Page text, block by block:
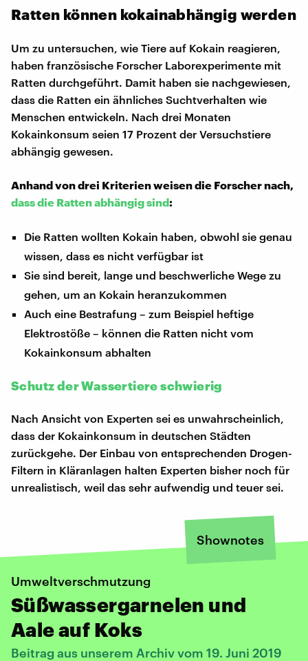
Ratten können kokainabhängig werden
Um zu untersuchen, wie Tiere auf Kokain reagieren,
haben französische Forscher Laborexperimente mit
Ratten durchgeführt. Damit haben sie nachgewiesen,
dass die Ratten ein ähnliches Suchtverhalten wie
Menschen entwickeln. Nach drei Monaten
Kokainkonsum seien 17 Prozent der Versuchstiere
abhängig gewesen.
Anhand von drei Kriterien weisen die Forscher nach,
dass die Ratten abhängig sind:
Die Ratten wollten Kokain haben, obwohl sie genau
wissen, dass es nicht verfügbar ist
Sie sind bereit, lange und beschwerliche Wege zu
gehen, um an Kokain heranzukommen
Auch eine Bestrafung – zum Beispiel heftige
Elektrostöße – können die Ratten nicht vom
Kokainkonsum abhalten
Schutz der Wassertiere schwierig
Nach Ansicht von Experten sei es unwahrscheinlich,
dass der Kokainkonsum in deutschen Städten
zurückgehe. Der Einbau von entsprechenden Drogen-
Filtern in Kläranlagen halten Experten bisher noch für
unrealistisch, weil das sehr aufwendig und teuer sei.
Shownotes
Umweltverschmutzung
Süßwassergarnelen und
Aale auf Koks
Beitrag aus unserem Archiv vom 19. Juni 2019